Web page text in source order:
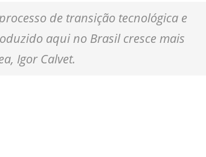
de transição tecnológica e
aqui no Brasil cresce mais
Igor Calvet.